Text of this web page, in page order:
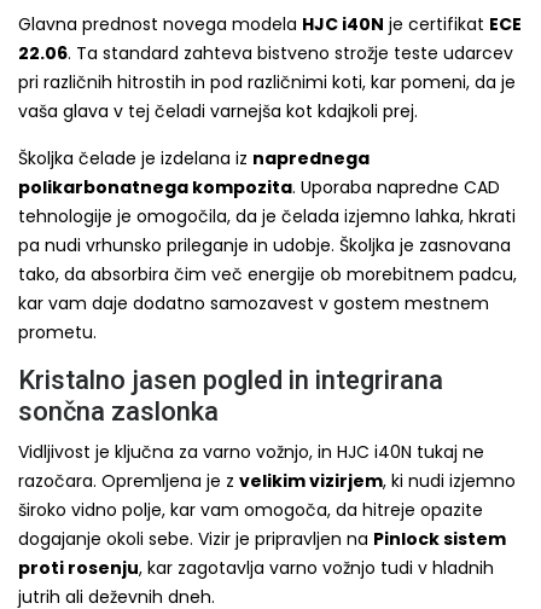
Glavna prednost novega modela HJC i40N je certifikat ECE
22.06. Ta standard zahteva bistveno strožje teste udarcev
pri različnih hitrostih in pod različnimi koti, kar pomeni, da je
vaša glava v tej čeladi varnejša kot kdajkoli prej.
Školjka čelade je izdelana iz naprednega
polikarbonatnega kompozita. Uporaba napredne CAD
tehnologije je omogočila, da je čelada izjemno lahka, hkrati
pa nudi vrhunsko prileganje in udobje. Školjka je zasnovana
tako, da absorbira čim več energije ob morebitnem padcu,
kar vam daje dodatno samozavest v gostem mestnem
prometu.
Kristalno jasen pogled in integrirana
sončna zaslonka
Vidljivost je ključna za varno vožnjo, in HJC i40N tukaj ne
razočara. Opremljena je z velikim vizirjem, ki nudi izjemno
široko vidno polje, kar vam omogoča, da hitreje opazite
dogajanje okoli sebe. Vizir je pripravljen na Pinlock sistem
proti rosenju, kar zagotavlja varno vožnjo tudi v hladnih
jutrih ali deževnih dneh.